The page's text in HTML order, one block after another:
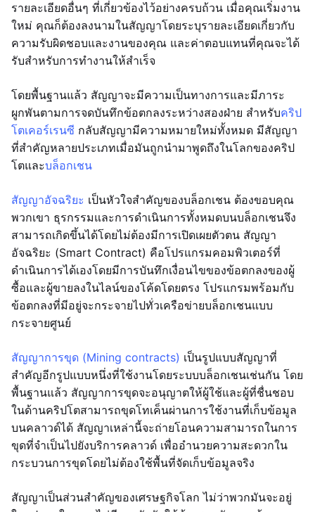
รายละเอียดอื่นๆ ที่เกี่ยวข้องไว้อย่างครบถ้วน เมื่อคุณเริ่มงาน
ใหม่ คุณก็ต้องลงนามในสัญญาโดยระบุรายละเอียดเกี่ยวกับ
ความรับผิดชอบและงานของคุณ และค่าตอบแทนที่คุณจะได้
รับสำหรับการทำงานให้สำเร็จ
โดยพื้นฐานแล้ว สัญญาจะมีความเป็นทางการและมีภาระ
ผูกพันตามการจดบันทึกข้อตกลงระหว่างสองฝ่าย สำหรับคริป
โตเคอร์เรนซี กลับสัญญามีความหมายใหม่ทั้งหมด มีสัญญา
ที่สำคัญหลายประเภทเมื่อมันถูกนำมาพูดถึงในโลกของคริป
โตและบล็อกเชน
สัญญาอัจฉริยะ เป็นหัวใจสำคัญของบล็อกเชน ต้องขอบคุณ
พวกเขา ธุรกรรมและการดำเนินการทั้งหมดบนบล็อกเชนจึง
สามารถเกิดขึ้นได้โดยไม่ต้องมีการเปิดเผยตัวตน สัญญา
อัจฉริยะ (Smart Contract) คือโปรแกรมคอมพิวเตอร์ที่
ดำเนินการได้เองโดยมีการบันทึกเงื่อนไขของข้อตกลงของผู้
ซื้อและผู้ขายลงในไลน์ของโค้ดโดยตรง โปรแกรมพร้อมกับ
ข้อตกลงที่มีอยู่จะกระจายไปทั่วเครือข่ายบล็อกเชนแบบ
กระจายศูนย์
สัญญาการขุด (Mining contracts) เป็นรูปแบบสัญญาที่
สำคัญอีกรูปแบบหนึ่งที่ใช้งานโดยระบบบล็อกเชนเช่นกัน โดย
พื้นฐานแล้ว สัญญาการขุดจะอนุญาตให้ผู้ใช้และผู้ที่ชื่นชอบ
ในด้านคริปโตสามารถขุดโทเค็นผ่านการใช้งานที่เก็บข้อมูล
บนคลาวด์ได้ สัญญาเหล่านี้จะถ่ายโอนความสามารถในการ
ขุดที่จำเป็นไปยังบริการคลาวด์ เพื่ออำนวยความสะดวกใน
กระบวนการขุดโดยไม่ต้องใช้พื้นที่จัดเก็บข้อมูลจริง
สัญญาเป็นส่วนสำคัญของเศรษฐกิจโลก ไม่ว่าพวกมันจะอยู่